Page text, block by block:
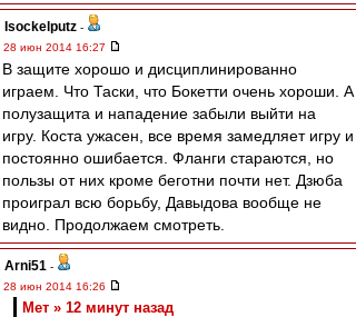
Isockelputz -
28 июн 2014 16:27
В защите хорошо и дисциплинированно
играем. Что Таски, что Бокетти очень хороши. А
полузащита и нападение забыли выйти на
игру. Коста ужасен, все время замедляет игру и
постоянно ошибается. Фланги стараются, но
пользы от них кроме беготни почти нет. Дзюба
проиграл всю борьбу, Давыдова вообще не
видно. Продолжаем смотреть.
Arni51 -
28 июн 2014 16:26
Мет » 12 минут назад